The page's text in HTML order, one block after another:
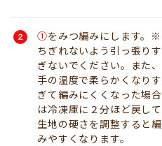
①をみつ編みにします。※
ちぎれないよう引っ張りす
ぎないでください。また、
手の温度で柔らかくなりす
ぎて編みにくくなった場合
は冷凍庫に２分ほど戻して
生地の硬さを調整すると編
みやすくなります。